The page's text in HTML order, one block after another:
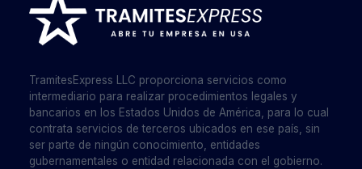
TramitesExpress LLC proporciona servicios como
intermediario para realizar procedimientos legales y
bancarios en los Estados Unidos de América, para lo cual
contrata servicios de terceros ubicados en ese país, sin
ser parte de ningún conocimiento, entidades
gubernamentales o entidad relacionada con el gobierno.